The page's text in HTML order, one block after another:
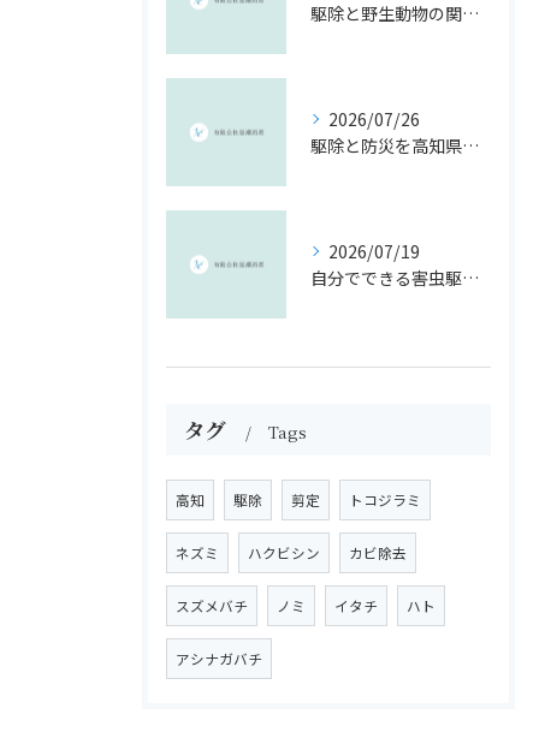
駆除と野生動物の関係を制度・報奨金・法令から徹底解説
2026/07/26
駆除と防災を高知県南国市のリスクに即した安全対策ガイド
2026/07/19
自分でできる害虫駆除と手作り駆除液の安心ガイド
タグ Tags
高知 駆除 剪定 トコジラミ
ネズミ ハクビシン カビ除去
スズメバチ ノミ イタチ ハト
アシナガバチ